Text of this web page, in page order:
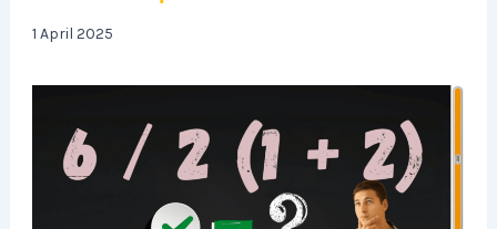
1 April 2025